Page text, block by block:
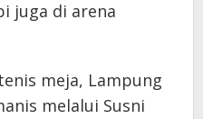
juga di arena
meja, Lampung
melalui Susni